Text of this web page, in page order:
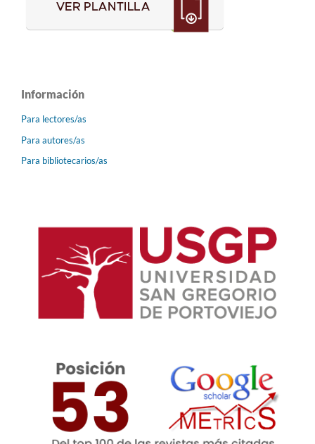
Información
Para lectores/as
Para autores/as
Para bibliotecarios/as